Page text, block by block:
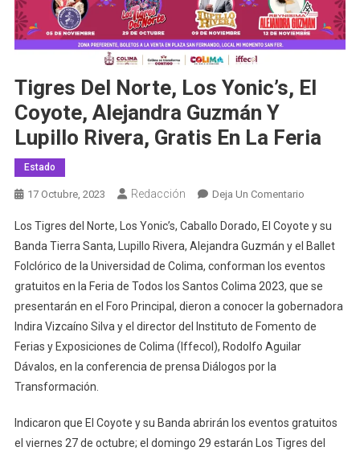
Tigres Del Norte, Los Yonic’s, El
Coyote, Alejandra Guzmán Y
Lupillo Rivera, Gratis En La Feria
Estado
17 Octubre, 2023 Redacción Deja Un ComentarioEn
Del
Norte,
Los
Yonic’s,
El
Coyote,
Rivera,
Los Tigres del Norte, Los Yonic’s, Caballo Dorado, El Coyote y su
Banda Tierra Santa, Lupillo Rivera, Alejandra Guzmán y el Ballet
Folclórico de la Universidad de Colima, conforman los eventos
gratuitos en la Feria de Todos los Santos Colima 2023, que se
presentarán en el Foro Principal, dieron a conocer la gobernadora
Indira Vizcaíno Silva y el director del Instituto de Fomento de
Ferias y Exposiciones de Colima (Iffecol), Rodolfo Aguilar
Dávalos, en la conferencia de prensa Diálogos por la
Transformación.
Indicaron que El Coyote y su Banda abrirán los eventos gratuitos
el viernes 27 de octubre; el domingo 29 estarán Los Tigres del